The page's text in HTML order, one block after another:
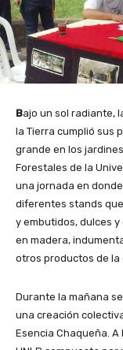
Bajo un sol radiante,
la Tierra cumplió sus
grande en los
Forestales de la
una jornada en
diferentes stands
y embutidos, dulces
en madera,
otros productos de la
Durante la mañana
una creación
Esencia Chaqueña.